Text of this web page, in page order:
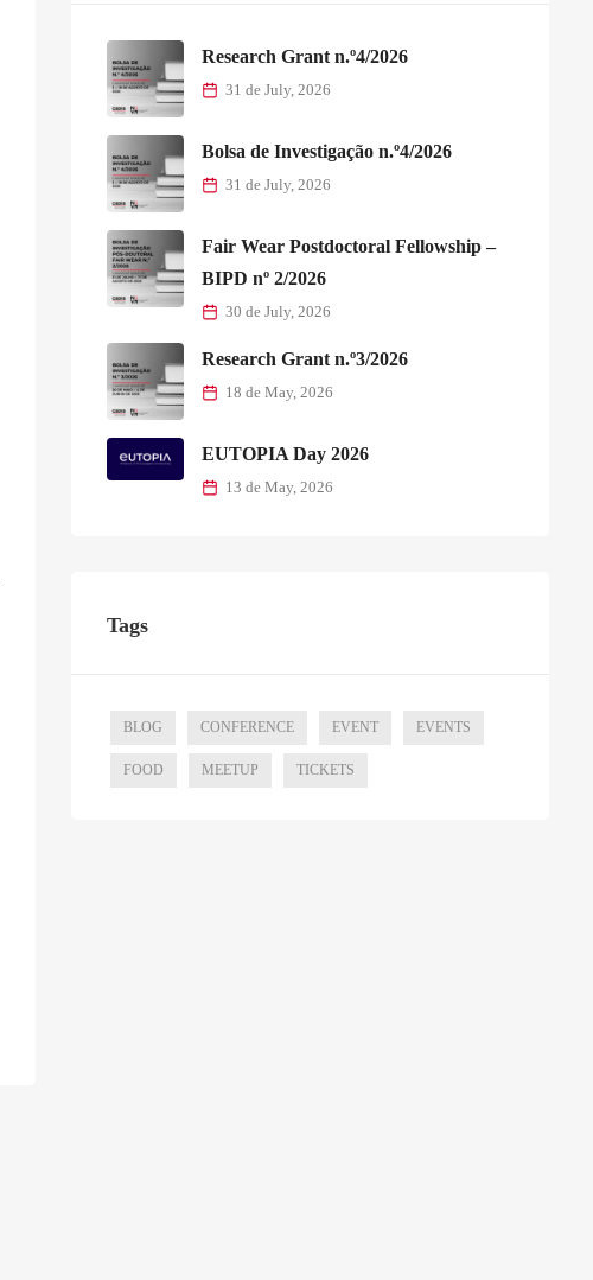
Research Grant n.º4/2026
31 de July, 2026
Bolsa de Investigação n.º4/2026
31 de July, 2026
Fair Wear Postdoctoral Fellowship –
BIPD nº 2/2026
30 de July, 2026
Research Grant n.º3/2026
18 de May, 2026
EUTOPIA Day 2026
13 de May, 2026
Tags
BLOG CONFERENCE EVENT EVENTS
FOOD MEETUP TICKETS